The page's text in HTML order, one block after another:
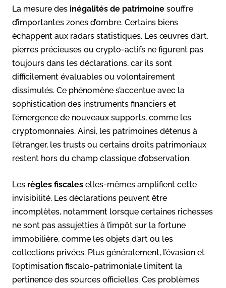
La mesure des inégalités de patrimoine souffre
d’importantes zones d’ombre. Certains biens
échappent aux radars statistiques. Les œuvres d’art,
pierres précieuses ou crypto-actifs ne figurent pas
toujours dans les déclarations, car ils sont
difficilement évaluables ou volontairement
dissimulés. Ce phénomène s’accentue avec la
sophistication des instruments financiers et
l’émergence de nouveaux supports, comme les
cryptomonnaies. Ainsi, les patrimoines détenus à
l’étranger, les trusts ou certains droits patrimoniaux
restent hors du champ classique d’observation.
Les règles fiscales elles-mêmes amplifient cette
invisibilité. Les déclarations peuvent être
incomplètes, notamment lorsque certaines richesses
ne sont pas assujetties à l’impôt sur la fortune
immobilière, comme les objets d’art ou les
collections privées. Plus généralement, l’évasion et
l’optimisation fiscalo-patrimoniale limitent la
pertinence des sources officielles. Ces problèmes